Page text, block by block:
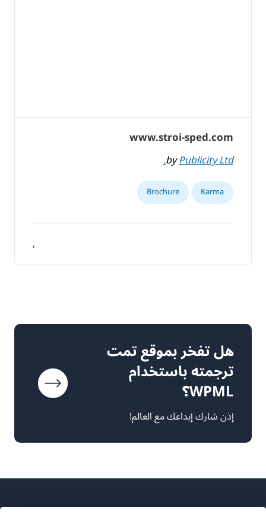
www.stroi-sped.com
byPublicity Ltd.
Karma
Brochure
,
هل تفخر بموقع تمت
ترجمته باستخدام
WPML؟
إذن شارك إبداعك مع العالم!